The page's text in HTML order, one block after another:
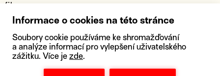
filmeurope.cz
edisonfilmhub.cz
Informace o cookies na této stránce
Soubory cookie používáme ke shromažďování
a analýze informací pro vylepšení uživatelského
zážitku. Více je zde.